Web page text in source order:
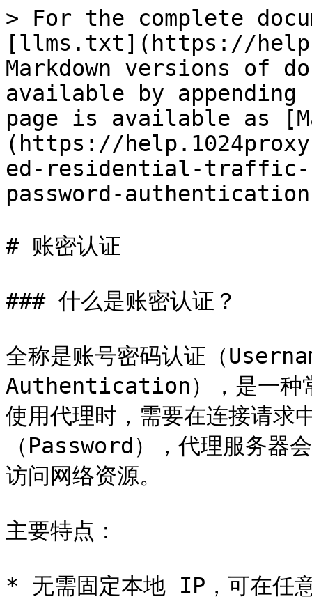
> For the complete
[llms.txt](https://
Markdown versions of
available by
page is available as
(https://
ed-residential-traffic-
password-
# 账密认证
### 什么是账密认证？
全称是账号密码认证（
Authentication），是一种
使用代理时，需要在连接请求
（Password），代理服务器
访问网络资源。
主要特点：
* 无需固定本地 IP，可在任